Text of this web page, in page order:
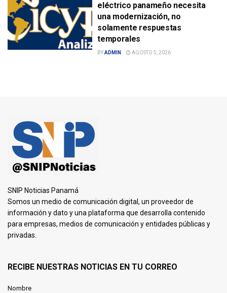
eléctrico panameño necesita
una modernización, no
solamente respuestas
temporales
BYADMIN AGOSTO 5, 2026
SNIP Noticias Panamá
Somos un medio de comunicación digital, un proveedor de
información y dato y una plataforma que desarrolla contenido
para empresas, medios de comunicación y entidades públicas y
privadas.
RECIBE NUESTRAS NOTICIAS EN TU CORREO
Nombre